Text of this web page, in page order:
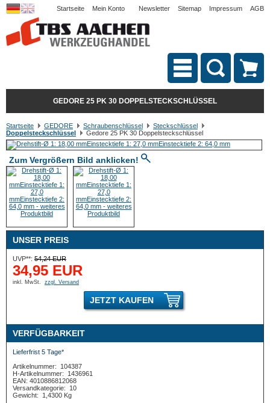
Startseite Mein Konto Newsletter Sitemap Impressum AGB
GEDORE 25 PK 30 DOPPELSTECKSCHLÜSSEL
Startseite GEDORE Schraubenschlüssel
Steckschlüssel
Doppelsteckschlüssel
Gedore 25 PK 30 Doppelsteckschlüssel
Zum Vergrößern Bild anklicken!
UNSER PREIS
UVP**: 54,24 EUR
34,95 EUR
inkl. MwSt. zzgl. Versand
JETZT KAUFEN
VERFÜGBARKEIT
Lieferfrist 5 Tage*
Artikelnummer:
104387
H-Artikelnummer:
1436961
EAN: 4010886812068
Versandkategorie:
10
Gewicht:
1,4300 Kg